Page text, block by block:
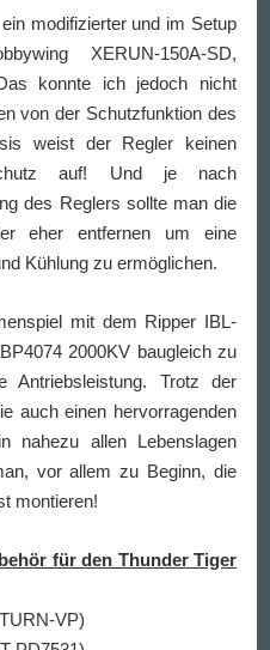
modifizierter und im Setup
XERUN-150A-SD,
konnte ich jedoch nicht
von der Schutzfunktion des
weist der Regler keinen
auf! Und je nach
des Reglers sollte man die
eher entfernen um eine
Kühlung zu ermöglichen.
mit dem Ripper IBL-
2000KV baugleich zu
Trotz der
auch einen hervorragenden
nahezu allen Lebenslagen
vor allem zu Beginn, die
montieren!
für den Thunder Tiger
VP)